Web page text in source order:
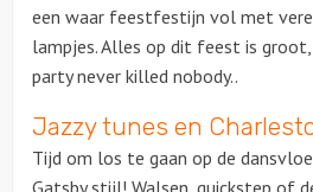
een waar feestfestijn vol met
lampjes. Alles op dit feest is
party never killed nobody..
Jazzy tunes en
Tijd om los te gaan op de
Gatsby stijl! Walsen, quickstep of